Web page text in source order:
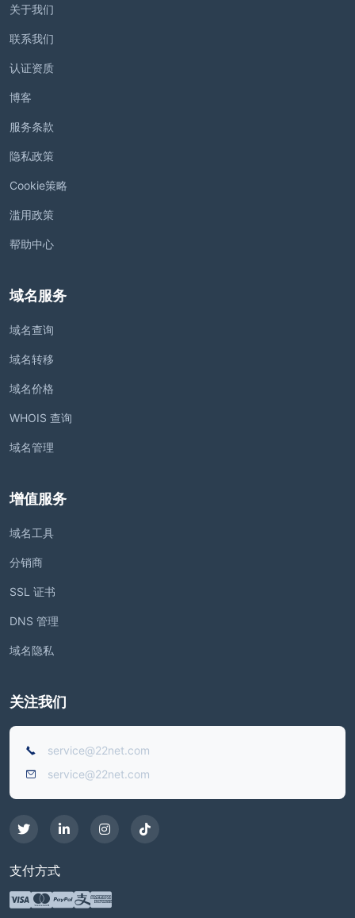
关于我们
联系我们
认证资质
博客
服务条款
隐私政策
Cookie策略
滥用政策
帮助中心
域名服务
域名查询
域名转移
域名价格
WHOIS 查询
域名管理
增值服务
域名工具
分销商
SSL 证书
DNS 管理
域名隐私
关注我们
service@22net.com
service@22net.com
支付方式